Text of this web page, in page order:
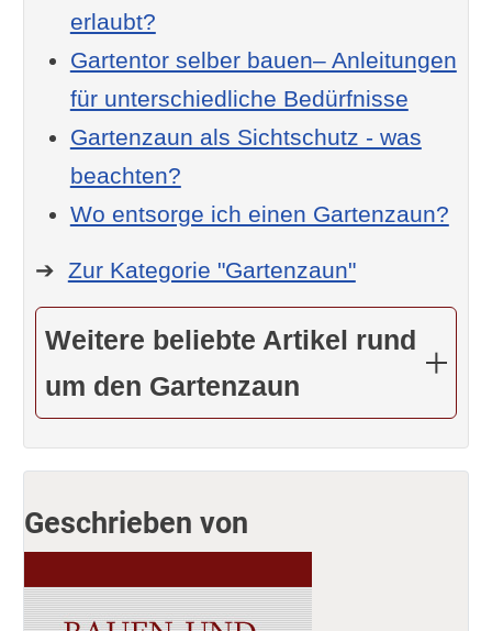
erlaubt?
Gartentor selber bauen– Anleitungen
für unterschiedliche Bedürfnisse
Gartenzaun als Sichtschutz - was
beachten?
Wo entsorge ich einen Gartenzaun?
➔ Zur Kategorie "Gartenzaun"
Weitere beliebte Artikel rund
um den Gartenzaun
Geschrieben von